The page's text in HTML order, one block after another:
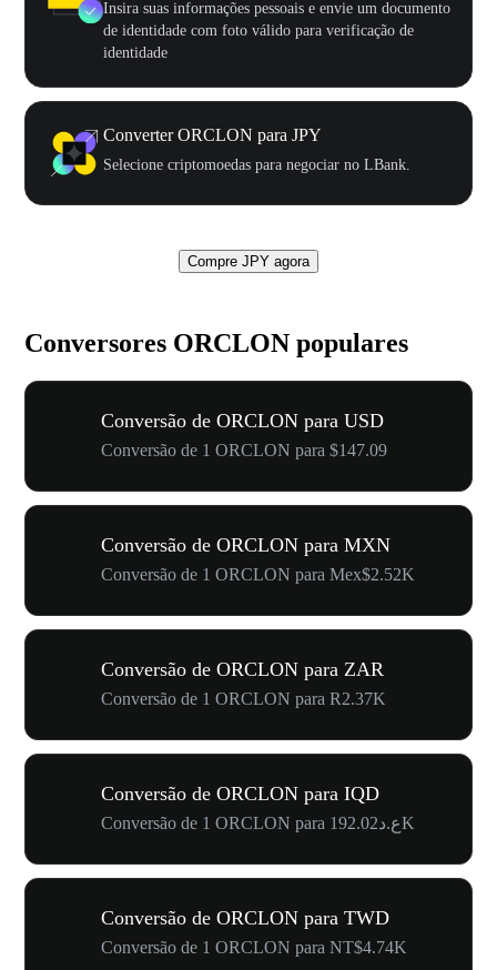
Insira suas informações pessoais e envie um documento
de identidade com foto válido para verificação de
identidade
Converter ORCLON para JPY
Selecione criptomoedas para negociar no LBank.
Compre JPY agora
Conversores ORCLON populares
Conversão de ORCLON para USD
Conversão de 1 ORCLON para $147.09
Conversão de ORCLON para MXN
Conversão de 1 ORCLON para Mex$2.52K
Conversão de ORCLON para ZAR
Conversão de 1 ORCLON para R2.37K
Conversão de ORCLON para IQD
Conversão de 1 ORCLON para ع.د192.02K
Conversão de ORCLON para TWD
Conversão de 1 ORCLON para NT$4.74K